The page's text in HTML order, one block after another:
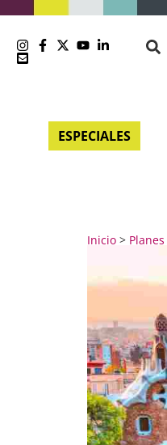
ESPECIALES
Inicio> Planes